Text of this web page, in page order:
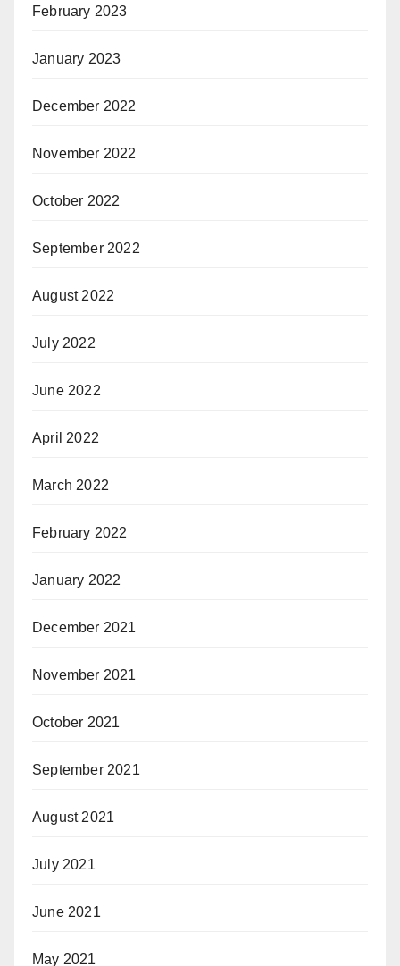
February 2023
January 2023
December 2022
November 2022
October 2022
September 2022
August 2022
July 2022
June 2022
April 2022
March 2022
February 2022
January 2022
December 2021
November 2021
October 2021
September 2021
August 2021
July 2021
June 2021
May 2021